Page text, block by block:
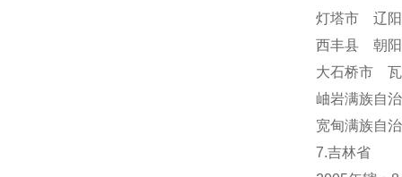
灯塔市 辽
西丰县 朝
大石桥市
岫岩满族自
宽甸满族自
7.吉林省